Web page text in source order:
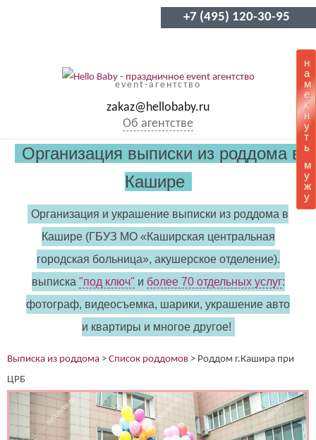
+7 (495) 120-30-95
event-агентство
zakaz@hellobaby.ru
Об агентстве
н
а
м
е
к
н
у
т
ь
м
у
ж
у
Имя мужа:*
Его телефон:*
Подтверждаю свое согласие на обработку персональных
данных в соответствииПолитикой конфиденциальности
Организация выписки из роддома в
Кашире
Организация и украшение выписки из роддома в
Кашире (ГБУЗ МО «Каширская центральная
городская больница», акушерское отделение).
выписка "под ключ" и более 70 отдельных услуг:
фотограф, видеосъемка, шарики, украшение авто
и квартиры и многое другое!
Выписка из роддома > Список роддомов > Роддом г.Кашира при
ЦРБ